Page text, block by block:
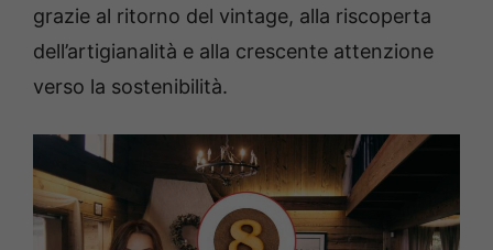
grazie al ritorno del vintage, alla riscoperta
dell’artigianalità e alla crescente attenzione
verso la sostenibilità.